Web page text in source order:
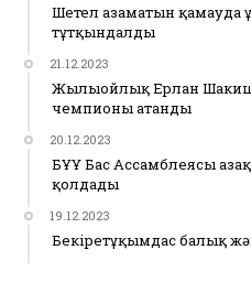
Шетел азаматын қамауда
тұтқындалды
21.12.2023
Жылыойлық Ерлан
чемпионы атанды
20.12.2023
БҰҰ Бас Ассамблеясы
қолдады
19.12.2023
Бекіретұқымдас балық